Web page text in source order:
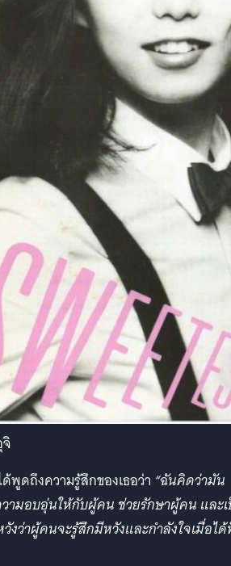
พูดถึงความรู้สึกของเธอว่า “ฉันคิดว่ามัน
ามอบอุ่นให้กับผู้คน ช่วยรักษาผู้คน และ
ว่าผู้คนจะรู้สึกมีหวังและกำลังใจเมื่อไ